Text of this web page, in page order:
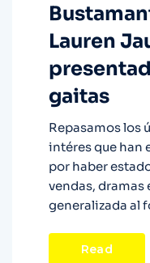
Lauren
gaitas
Repasamos los
intéres que han
por haber
vendas, dramas
generalizada al
Read